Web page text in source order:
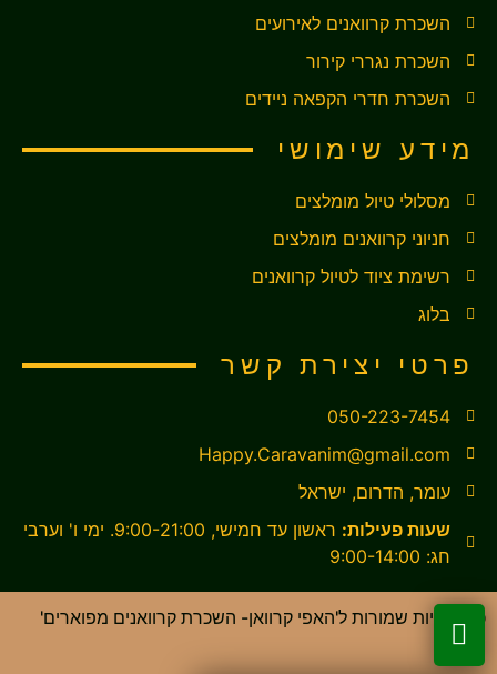
השכרת קרוואנים לאירועים
השכרת נגררי קירור
השכרת חדרי הקפאה ניידים
מידע שימושי
מסלולי טיול מומלצים
חניוני קרוואנים מומלצים
רשימת ציוד לטיול קרוואנים
בלוג
פרטי יצירת קשר
050-223-7454
Happy.Caravanim@gmail.com
עומר, הדרום, ישראל
שעות פעילות:
ראשון עד חמישי, 9:00-21:00. ימי ו' וערבי
חג: 9:00-14:00
כל הזכויות שמורות ל'האפי קרוואן- השכרת קרוואנים מפוארים'